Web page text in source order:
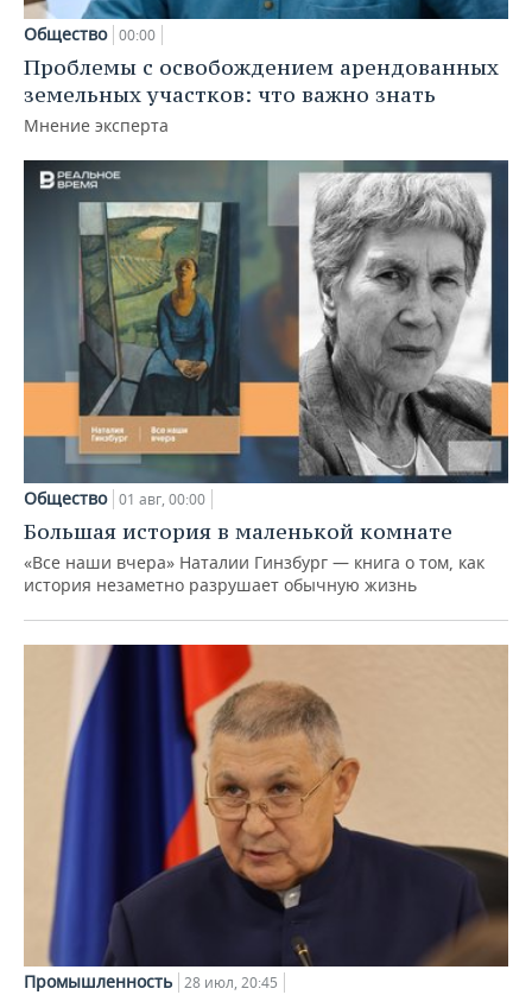
Общество 00:00
Проблемы с освобождением арендованных
земельных участков: что важно знать
Мнение эксперта
Общество 01 авг, 00:00
Большая история в маленькой комнате
«Все наши вчера» Наталии Гинзбург — книга о том, как
история незаметно разрушает обычную жизнь
Промышленность 28 июл, 20:45